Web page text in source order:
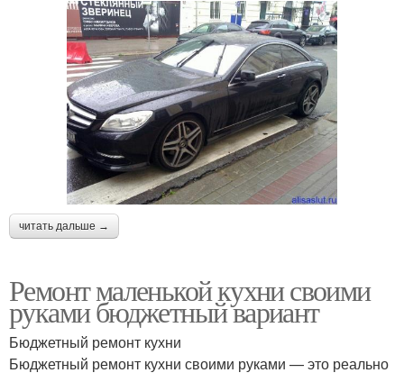
читать дальше →
Ремонт маленькой кухни своими
руками бюджетный вариант
Бюджетный ремонт кухни
Бюджетный ремонт кухни своими руками — это реально